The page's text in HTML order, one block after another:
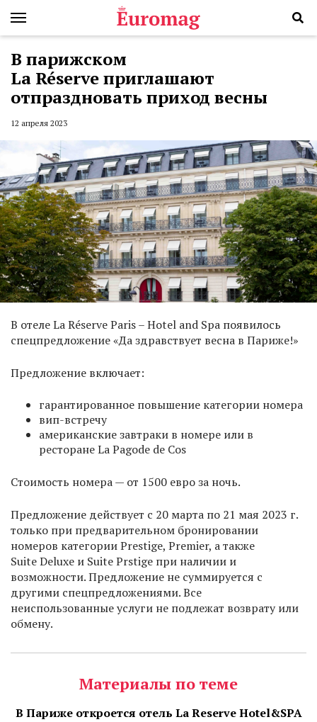
В парижском
La Réserve приглашают
отпраздновать приход весны
12 апреля 2023
В отеле La Réserve Paris – Hotel and Spa появилось
спецпредложение «Да здравствует весна в Париже!»
Предложение включает:
гарантированное повышение категории номера
вип-встречу
американские завтраки в номере или в
ресторане La Pagode de Cos
Стоимость номера — от 1500 евро за ночь.
Предложение действует с 20 марта по 21 мая 2023 г.
только при предварительном бронировании
номеров категории Prestige, Premier, а также
Suite Deluxe и Suite Prstige при наличии и
возможности. Предложение не суммируется с
другими спецпредложениями. Все
неиспользованные услуги не подлежат возврату или
обмену.
Материалы по теме
В Париже откроется отель La Reserve Hotel&SPA